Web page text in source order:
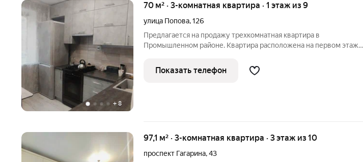
+ 8
70 м² · 3-комнатная квартира · 1 этаж из 9
улица Попова,126
Предлагается на продажу трехкомнатная квартира в
Промышленном районе. Квартира расположена на первом этаже
пол ламинат, натяжные потолки, санузел раздельный в плитке,
установлены счетчики
Показать телефон
97,1 м² · 3-комнатная квартира · 3 этаж из 10
проспект Гагарина,43